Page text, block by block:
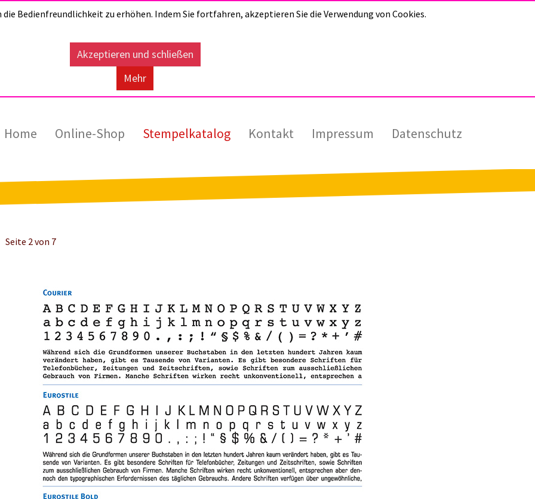
die Bedienfreundlichkeit zu erhöhen. Indem Sie fortfahren, akzeptieren Sie die Verwendung von Cookies.
Akzeptieren und schließen
Mehr
Home Online-Shop Stempelkatalog Kontakt Impressum Datenschutz
Seite 2 von 7